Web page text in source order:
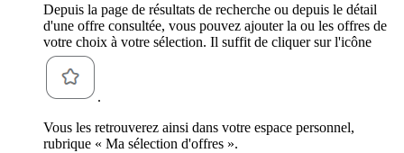
Depuis la page de résultats de recherche ou depuis le détail
d'une offre consultée, vous pouvez ajouter la ou les offres de
votre choix à votre sélection. Il suffit de cliquer sur l'icône
.
Vous les retrouverez ainsi dans votre espace personnel,
rubrique « Ma sélection d'offres ».